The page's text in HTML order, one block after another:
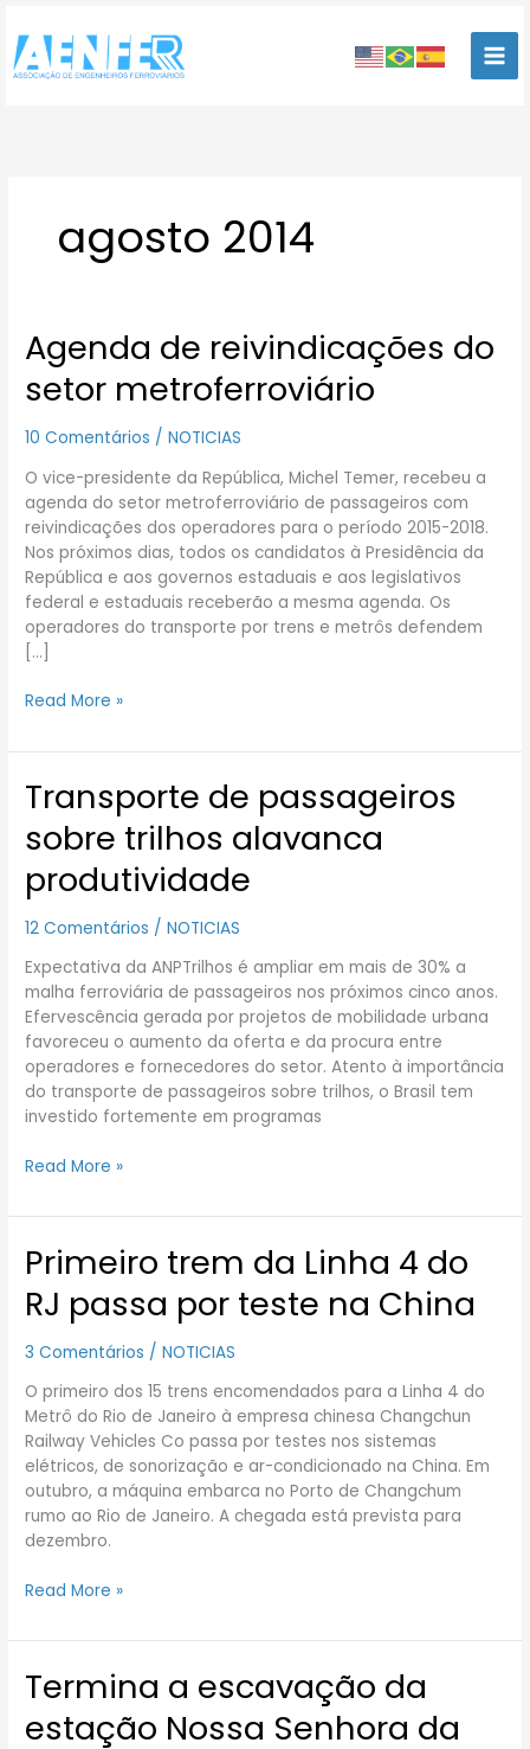
para
conteúdo
agosto 2014
Agenda de reivindicações do
setor metroferroviário
10 Comentários /NOTICIAS
O vice-presidente da República, Michel Temer, recebeu a
agenda do setor metroferroviário de passageiros com
reivindicações dos operadores para o período 2015-2018.
Nos próximos dias, todos os candidatos à Presidência da
República e aos governos estaduais e aos legislativos
federal e estaduais receberão a mesma agenda. Os
operadores do transporte por trens e metrôs defendem
[…]
Agenda
de
reivindicações
setor
Read More »
Transporte de passageiros
sobre trilhos alavanca
produtividade
12 Comentários /NOTICIAS
Expectativa da ANPTrilhos é ampliar em mais de 30% a
malha ferroviária de passageiros nos próximos cinco anos.
Efervescência gerada por projetos de mobilidade urbana
favoreceu o aumento da oferta e da procura entre
operadores e fornecedores do setor. Atento à importância
do transporte de passageiros sobre trilhos, o Brasil tem
investido fortemente em programas
Transporte
de
passageiros
trilhos
produtividade
Read More »
Primeiro trem da Linha 4 do
RJ passa por teste na China
3 Comentários /NOTICIAS
O primeiro dos 15 trens encomendados para a Linha 4 do
Metrô do Rio de Janeiro à empresa chinesa Changchun
Railway Vehicles Co passa por testes nos sistemas
elétricos, de sonorização e ar-condicionado na China. Em
outubro, a máquina embarca no Porto de Changchum
rumo ao Rio de Janeiro. A chegada está prevista para
dezembro.
Primeiro
trem
da
4
RJ
passa
por
teste
na
China
Read More »
Termina a escavação da
estação Nossa Senhora da
Termina
a
escavação